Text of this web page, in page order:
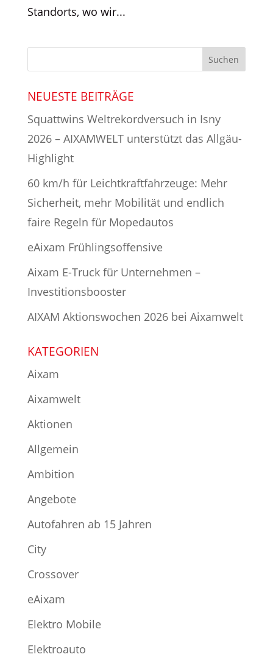
Standorts, wo wir...
NEUESTE BEITRÄGE
Squattwins Weltrekordversuch in Isny
2026 – AIXAMWELT unterstützt das Allgäu-
Highlight
60 km/h für Leichtkraftfahrzeuge: Mehr
Sicherheit, mehr Mobilität und endlich
faire Regeln für Mopedautos
eAixam Frühlingsoffensive
Aixam E-Truck für Unternehmen –
Investitionsbooster
AIXAM Aktionswochen 2026 bei Aixamwelt
KATEGORIEN
Aixam
Aixamwelt
Aktionen
Allgemein
Ambition
Angebote
Autofahren ab 15 Jahren
City
Crossover
eAixam
Elektro Mobile
Elektroauto